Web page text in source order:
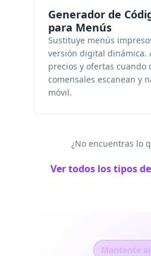
Generador de
para Menús
Sustituye menús
versión digital dinámica.
precios y ofertas cuando
comensales escanean y
móvil.
¿No encuentras lo
Ver todos los tipos
Mantente